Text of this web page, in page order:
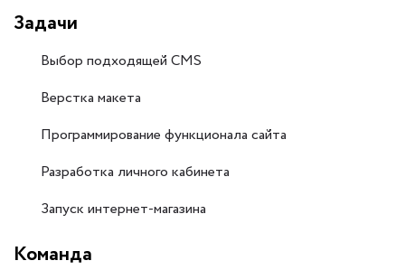
Задачи
Выбор подходящей CMS
Верстка макета
Программирование функционала сайта
Разработка личного кабинета
Запуск интернет-магазина
Команда